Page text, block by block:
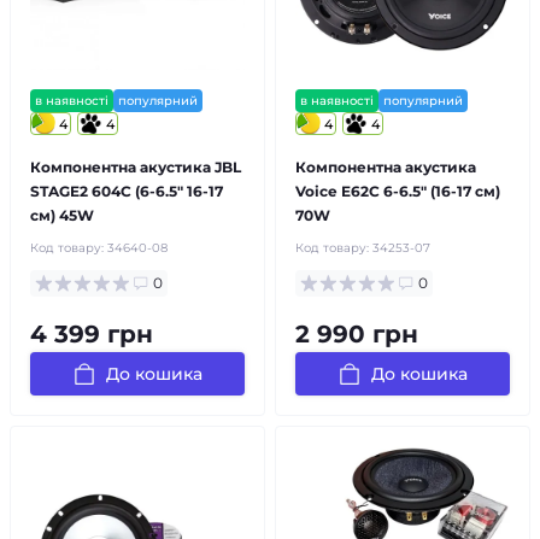
в наявності популярний
4 4
Компонентна акустика JBL
STAGE2 604C (6-6.5″ 16-17
см) 45W
Код товару: 34640-08
0
4 399 грн
До кошика
в наявності популярний
4 4
Компонентна акустика
Voice E62C 6-6.5″ (16-17 см)
70W
Код товару: 34253-07
0
2 990 грн
До кошика